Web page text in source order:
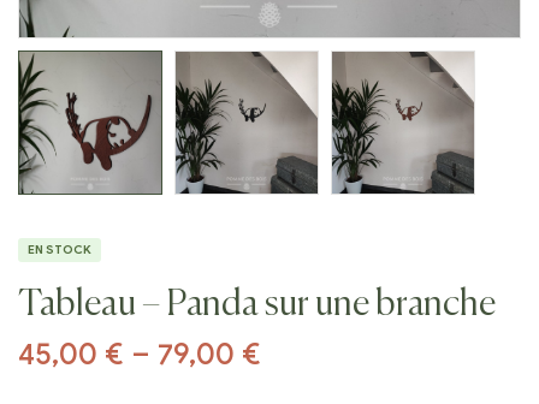
EN STOCK
Tableau – Panda sur une branche
45,00 € – 79,00 €